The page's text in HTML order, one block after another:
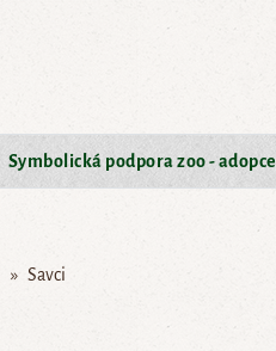
Symbolická podpora zoo - adopce
Savci